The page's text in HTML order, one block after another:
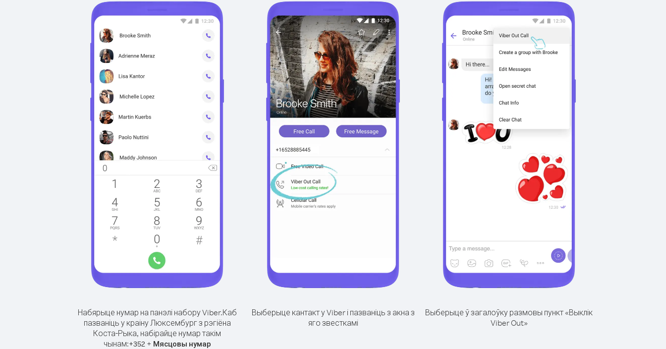
Набярыце нумар на панэлі набору Viber.Каб
пазваніць у краіну Люксембург з рэгіёна
Коста-Рыка, набірайце нумар такім
чынам:+352+ Мясцовы нумар
Выберыце кантакт у Viber і пазваніць з акна з
яго звесткамі
Выберыце ў загалоўку размовы пункт «Выклік
Viber Out»